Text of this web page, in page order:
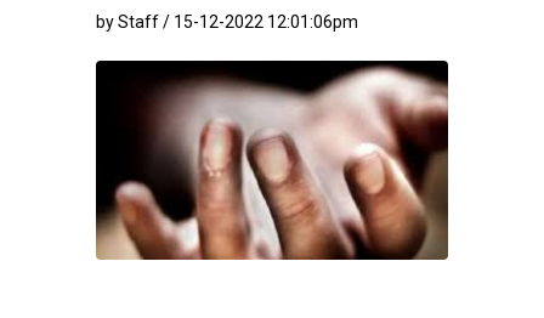
by Staff / 15-12-2022 12:01:06pm